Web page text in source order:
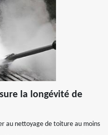
la longévité de
au nettoyage de toiture au moins